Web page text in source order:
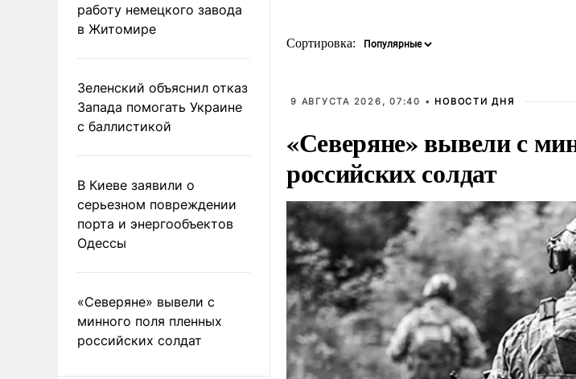
работу немецкого завода
в Житомире
Зеленский объяснил отказ
Запада помогать Украине
с баллистикой
В Киеве заявили о
серьезном повреждении
порта и энергообъектов
Одессы
«Северяне» вывели с
минного поля пленных
российских солдат
Сортировка:
9 АВГУСТА 2026, 07:40 • НОВОСТИ ДНЯ
«Северяне» вывели с
российских солдат